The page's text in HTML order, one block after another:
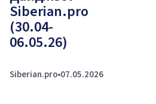
Siberian.pro
(30.04-
06.05.26)
Siberian.pro 07.05.2026